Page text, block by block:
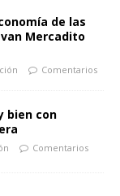
de las
Mercadito
Comentarios
bien con
Comentarios